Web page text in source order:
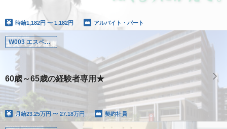
時給1,182円 〜 1,182円 アルバイト・パート
W003 エスペラル城東
60歳～65歳の経験者専用★
月給23.25万円 〜 27.18万円 契約社員